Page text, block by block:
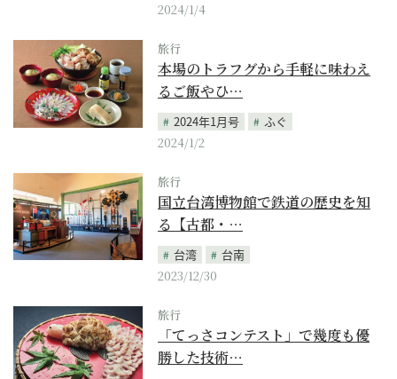
2024/1/4
旅行
本場のトラフグから手軽に味わえ
るご飯やひ…
2024年1月号
ふぐ
2024/1/2
旅行
国立台湾博物館で鉄道の歴史を知
る【古都・…
台湾
台南
2023/12/30
旅行
「てっさコンテスト」で幾度も優
勝した技術…